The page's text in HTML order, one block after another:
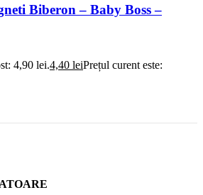
Biberon – Baby Boss –
4,90 lei.4,40 leiPrețul curent este: